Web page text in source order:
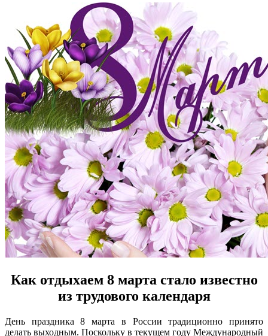
Как отдыхаем 8 марта стало известно
из трудового календаря
День праздника 8 марта в России традиционно принято
делать выходным. Поскольку в текущем году Международный